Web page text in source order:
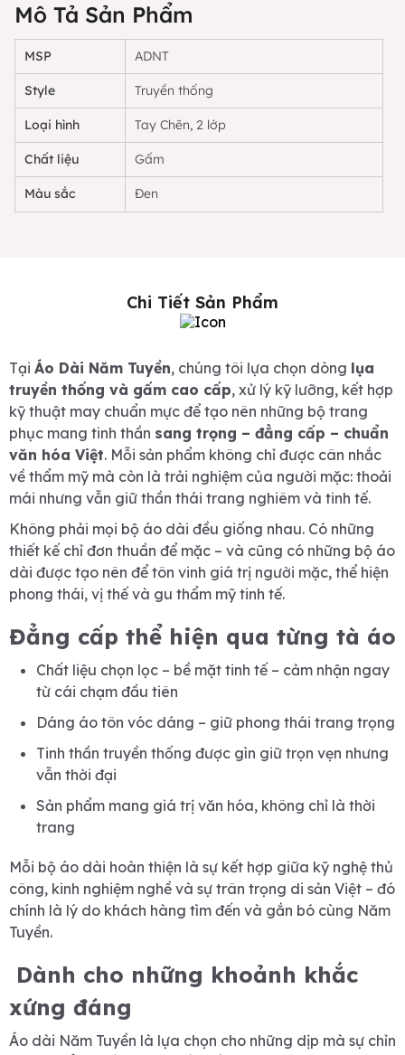
Mô Tả Sản Phẩm
MSP ADNT
Style Truyền thống
Loại hình Tay Chẽn, 2 lớp
Chất liệu Gấm
Màu sắc Đen
Chi Tiết Sản Phẩm
Tại Áo Dài Năm Tuyền, chúng tôi lựa chọn dòng lụa
truyền thống và gấm cao cấp, xử lý kỹ lưỡng, kết hợp
kỹ thuật may chuẩn mực để tạo nên những bộ trang
phục mang tinh thần sang trọng – đẳng cấp – chuẩn
văn hóa Việt. Mỗi sản phẩm không chỉ được cân nhắc
về thẩm mỹ mà còn là trải nghiệm của người mặc: thoải
mái nhưng vẫn giữ thần thái trang nghiêm và tinh tế.
Không phải mọi bộ áo dài đều giống nhau. Có những
thiết kế chỉ đơn thuần để mặc – và cũng có những bộ áo
dài được tạo nên để tôn vinh giá trị người mặc, thể hiện
phong thái, vị thế và gu thẩm mỹ tinh tế.
Đẳng cấp thể hiện qua từng tà áo
Chất liệu chọn lọc – bề mặt tinh tế – cảm nhận ngay
từ cái chạm đầu tiên
Dáng áo tôn vóc dáng – giữ phong thái trang trọng
Tinh thần truyền thống được gìn giữ trọn vẹn nhưng
vẫn thời đại
Sản phẩm mang giá trị văn hóa, không chỉ là thời
trang
Mỗi bộ áo dài hoàn thiện là sự kết hợp giữa kỹ nghệ thủ
công, kinh nghiệm nghề và sự trân trọng di sản Việt – đó
chính là lý do khách hàng tìm đến và gắn bó cùng Năm
Tuyền.
Dành cho những khoảnh khắc
xứng đáng
Áo dài Năm Tuyền là lựa chọn cho những dịp mà sự chỉn